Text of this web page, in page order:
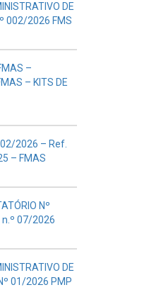
DE
002/2026 FMS
–
– KITS DE
2026 – Ref.
– FMAS
Nº
n.º 07/2026
DE
01/2026 PMP